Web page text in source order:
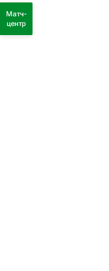
Матч-
центр